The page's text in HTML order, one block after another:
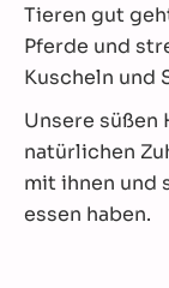
Tieren gut
Pferde und
Kuscheln und
Unsere süßen
natürlichen
mit ihnen und
essen haben.